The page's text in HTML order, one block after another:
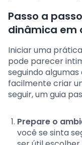
Passo a
dinâmica em
Iniciar uma
pode parecer
seguindo
facilmente criar
seguir, um guia
Prepare o
você se sinta